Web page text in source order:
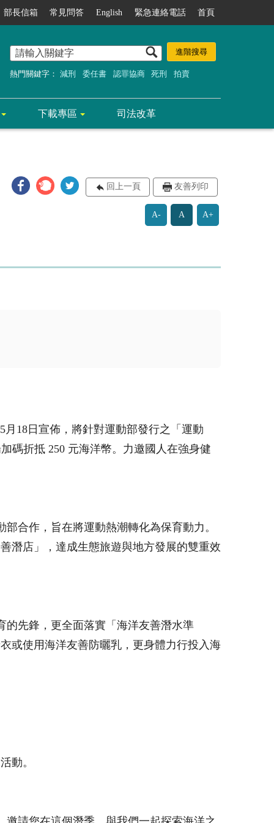
部長信箱 常見問答 English 緊急連絡電話 首頁
熱門關鍵字： 減刑 委任書 認罪協商 死刑 拍賣
下載專區 司法改革
回上一頁 友善列印
A- A A+
18日宣佈，將針對運動部發行之「運動
碼折抵 250 元海洋幣。力邀國人在強身健
合作，旨在將運動熱潮轉化為保育動力。
潛店」，達成生態旅遊與地方發展的雙重效
先鋒，更全面落實「海洋友善潛水準
或使用海洋友善防曬乳，更身體力行投入海
活動。​